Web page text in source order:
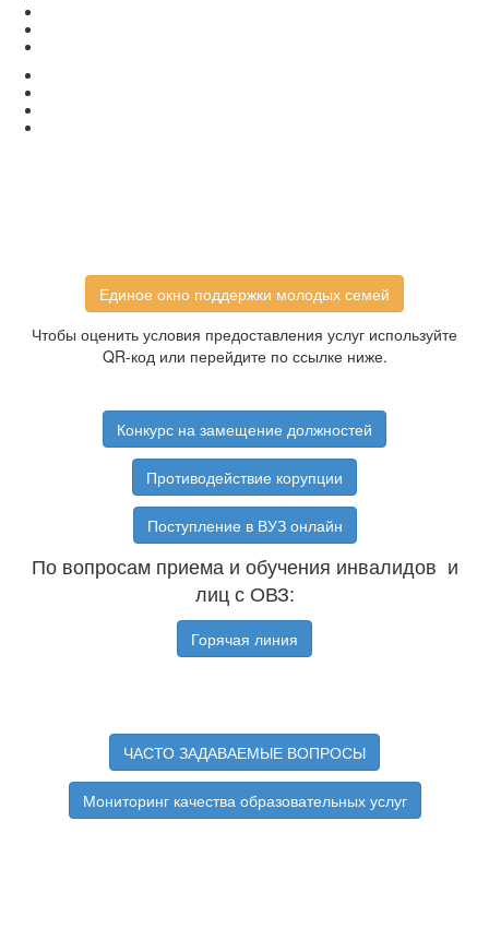
Единое окно поддержки молодых семей
Чтобы оценить условия предоставления услуг используйте
QR-код или перейдите по ссылке ниже.
Конкурс на замещение должностей
Противодействие корупции
Поступление в ВУЗ онлайн
По вопросам приема и обучения инвалидов и
лиц с ОВЗ:
Горячая линия
ЧАСТО ЗАДАВАЕМЫЕ ВОПРОСЫ
Мониторинг качества образовательных услуг